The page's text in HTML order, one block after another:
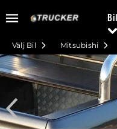
Bil
Mitsubishi
Välj Bil